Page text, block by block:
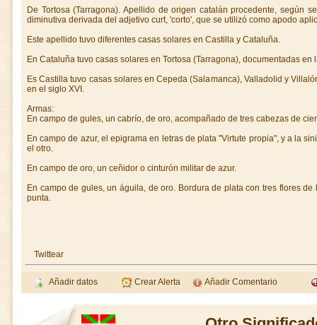
De Tortosa (Tarragona). Apellido de origen catalán procedente, según
diminutiva derivada del adjetivo curt, 'corto', que se utilizó como apodo
Este apellido tuvo diferentes casas solares en Castilla y Cataluña.
En Cataluña tuvo casas solares en Tortosa (Tarragona), documentadas
Es Castilla tuvo casas solares en Cepeda (Salamanca), Valladolid y
en el siglo XVI.
Armas:
En campo de gules, un cabrío, de oro, acompañado de tres cabezas de
En campo de azur, el epigrama en letras de plata "Virtute propia", y a la
el otro.
En campo de oro, un ceñidor o cinturón militar de azur.
En campo de gules, un águila, de oro. Bordura de plata con tres flores
punta.
Twittear
Añadir datos Crear Alerta Añadir Comentario